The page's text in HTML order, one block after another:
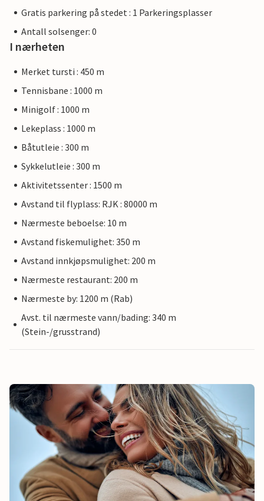
Gratis parkering på stedet : 1 Parkeringsplasser
Antall solsenger: 0
I nærheten
Merket tursti : 450 m
Tennisbane : 1000 m
Minigolf : 1000 m
Lekeplass : 1000 m
Båtutleie : 300 m
Sykkelutleie : 300 m
Aktivitetssenter : 1500 m
Avstand til flyplass: RJK : 80000 m
Nærmeste beboelse: 10 m
Avstand fiskemulighet: 350 m
Avstand innkjøpsmulighet: 200 m
Nærmeste restaurant: 200 m
Nærmeste by: 1200 m (Rab)
Avst. til nærmeste vann/bading: 340 m
(Stein-/grusstrand)